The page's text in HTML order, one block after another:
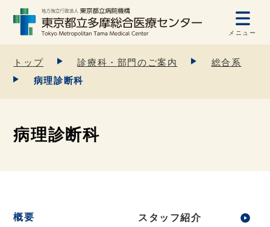
メニュー
トップ 診療科・部門のご案内
総合系
病理診断科
病理診断科
概要 スタッフ紹介